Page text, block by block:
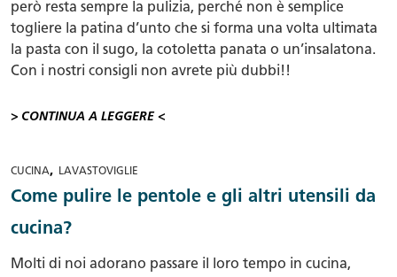
però resta sempre la pulizia, perché non è semplice
togliere la patina d’unto che si forma una volta ultimata
la pasta con il sugo, la cotoletta panata o un’insalatona.
Con i nostri consigli non avrete più dubbi!!
> CONTINUA A LEGGERE <
CUCINA, LAVASTOVIGLIE
Come pulire le pentole e gli altri utensili da
cucina?
Molti di noi adorano passare il loro tempo in cucina,